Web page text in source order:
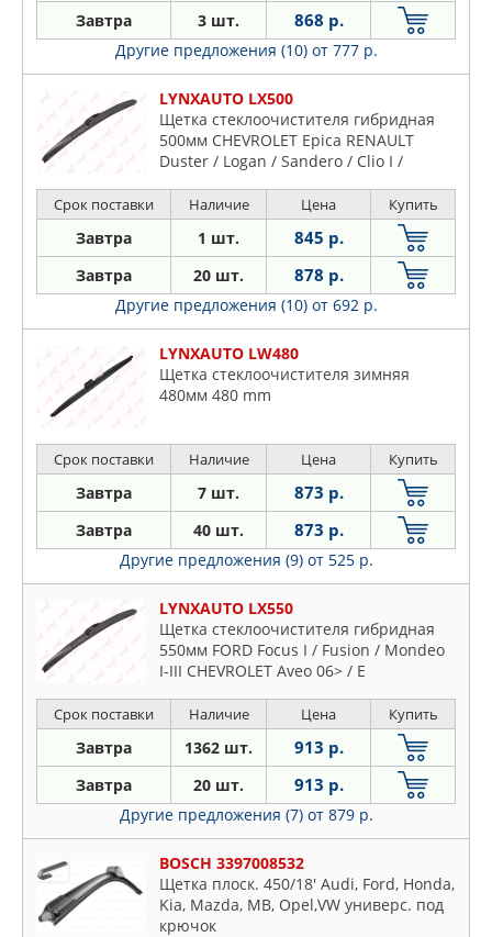
Завтра 3 шт. 868 р.
Другие предложения (10) от 777 р.
LYNXAUTO LX500
Щетка стеклоочистителя гибридная
500мм CHEVROLET Epica RENAULT
Duster / Logan / Sandero / Clio I /
Срок поставки Наличие Цена Купить
Завтра 1 шт. 845 р.
Завтра 20 шт. 878 р.
Другие предложения (10) от 692 р.
LYNXAUTO LW480
Щетка стеклоочистителя зимняя
480мм 480 mm
Срок поставки Наличие Цена Купить
Завтра 7 шт. 873 р.
Завтра 40 шт. 873 р.
Другие предложения (9) от 525 р.
LYNXAUTO LX550
Щетка стеклоочистителя гибридная
550мм FORD Focus I / Fusion / Mondeo
I-III CHEVROLET Aveo 06> / E
Срок поставки Наличие Цена Купить
Завтра 1362 шт. 913 р.
Завтра 20 шт. 913 р.
Другие предложения (7) от 879 р.
BOSCH 3397008532
Щетка плоск. 450/18' Audi, Ford, Honda,
Kia, Mazda, MB, Opel,VW универс. под
крючок